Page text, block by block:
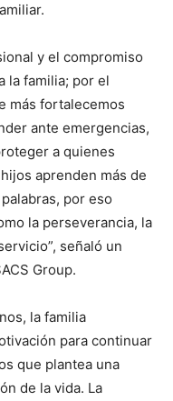
y el compromiso
la familia; por el
más fortalecemos
ante emergencias,
a quienes
aprenden más de
por eso
la perseverancia, la
señaló un
Group.
la familia
para continuar
que plantea una
de la vida. La